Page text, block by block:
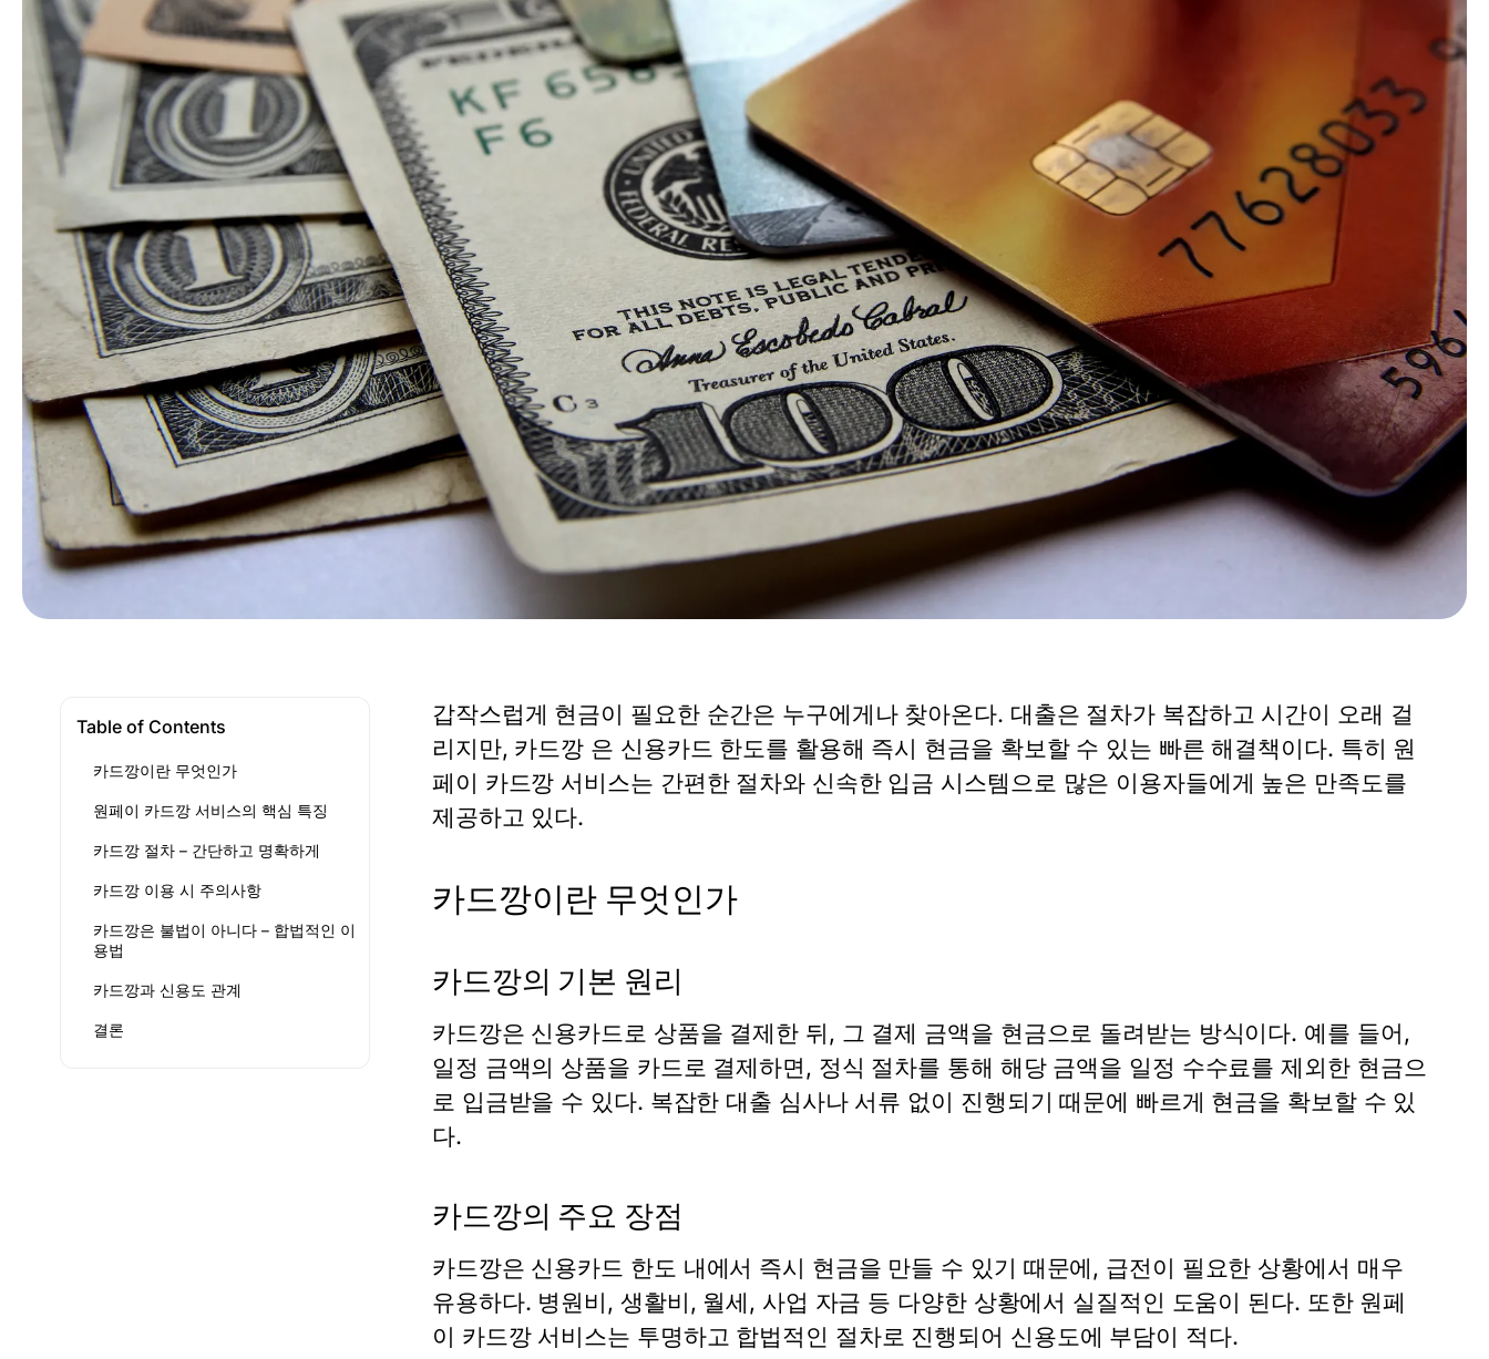
Table of Contents
카드깡이란 무엇인가
원페이 카드깡 서비스의 핵심 특징
카드깡 절차 – 간단하고 명확하게
카드깡 이용 시 주의사항
카드깡은 불법이 아니다 – 합법적인 이
용법
카드깡과 신용도 관계
결론
갑작스럽게 현금이 필요한 순간은 누구에게나 찾아온다. 대출은 절차가 복잡하고 시간이 오래 걸
리지만, 카드깡 은 신용카드 한도를 활용해 즉시 현금을 확보할 수 있는 빠른 해결책이다. 특히 원
페이 카드깡 서비스는 간편한 절차와 신속한 입금 시스템으로 많은 이용자들에게 높은 만족도를
제공하고 있다.
카드깡이란 무엇인가
카드깡의 기본 원리
카드깡은 신용카드로 상품을 결제한 뒤, 그 결제 금액을 현금으로 돌려받는 방식이다. 예를 들어,
일정 금액의 상품을 카드로 결제하면, 정식 절차를 통해 해당 금액을 일정 수수료를 제외한 현금으
로 입금받을 수 있다. 복잡한 대출 심사나 서류 없이 진행되기 때문에 빠르게 현금을 확보할 수 있
다.
카드깡의 주요 장점
카드깡은 신용카드 한도 내에서 즉시 현금을 만들 수 있기 때문에, 급전이 필요한 상황에서 매우
유용하다. 병원비, 생활비, 월세, 사업 자금 등 다양한 상황에서 실질적인 도움이 된다. 또한 원페
이 카드깡 서비스는 투명하고 합법적인 절차로 진행되어 신용도에 부담이 적다.